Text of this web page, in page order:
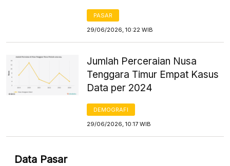
PASAR
29/06/2026, 10:22 WIB
Jumlah Perceraian Nusa
Tenggara Timur Empat Kasus
Data per 2024
DEMOGRAFI
29/06/2026, 10:17 WIB
Data Pasar